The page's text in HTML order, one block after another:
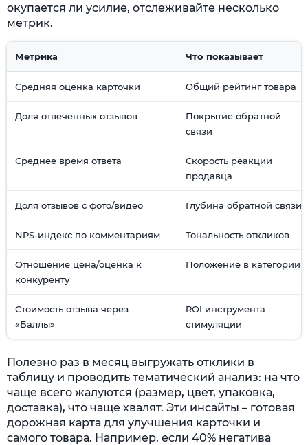
окупается ли усилие, отслеживайте несколько
метрик.
Метрика Что показывает
Средняя оценка карточки Общий рейтинг товара
Доля отвеченных отзывов
Покрытие обратной
связи
Среднее время ответа
Скорость реакции
продавца
Доля отзывов с фото/видео Глубина обратной связи
NPS-индекс по комментариям Тональность откликов
Отношение цена/оценка к
конкуренту
Положение в категории
Стоимость отзыва через
«Баллы»
ROI инструмента
стимуляции
Полезно раз в месяц выгружать отклики в
таблицу и проводить тематический анализ: на что
чаще всего жалуются (размер, цвет, упаковка,
доставка), что чаще хвалят. Эти инсайты – готовая
дорожная карта для улучшения карточки и
самого товара. Например, если 40% негатива